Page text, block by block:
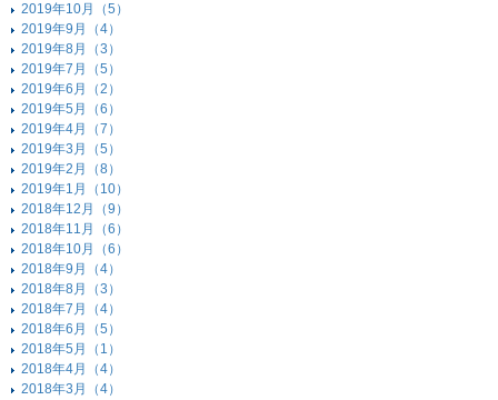
2019年10月（5）
2019年9月（4）
2019年8月（3）
2019年7月（5）
2019年6月（2）
2019年5月（6）
2019年4月（7）
2019年3月（5）
2019年2月（8）
2019年1月（10）
2018年12月（9）
2018年11月（6）
2018年10月（6）
2018年9月（4）
2018年8月（3）
2018年7月（4）
2018年6月（5）
2018年5月（1）
2018年4月（4）
2018年3月（4）